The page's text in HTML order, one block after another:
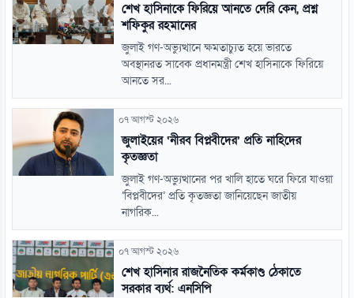
শেখ হাসিনাকে ফিরিয়ে আনতে দেরি কেন, প্রশ্ন
শফিকুর রহমানের
জুলাই গণ-অভ্যুত্থানে ক্ষমতাচ্যুত হয়ে ভারতে
অবস্থানরত সাবেক প্রধানমন্ত্রী শেখ হাসিনাকে ফিরিয়ে
আনতে সর...
০৭ আগস্ট ২০২৬
জুলাইয়ের ‘নীরব বিপ্লবীদের’ প্রতি নাহিদের
কৃতজ্ঞতা
জুলাই গণ-অভ্যুত্থানের পর খালি হাতে ঘরে ফিরে যাওয়া
‘বিপ্লবীদের’ প্রতি কৃতজ্ঞতা জানিয়েছেন জাতীয়
নাগরিক...
০৭ আগস্ট ২০২৬
শেখ হাসিনার রাজনৈতিক কর্মকাণ্ড ঠেকাতে
সরকার ব্যর্থ: এনসিপি